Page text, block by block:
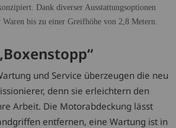
Dank diverser Ausstattungsoptionen
bis zu einer Greifhöhe von 2,8 Metern.
und Service überzeugen die neu
denn sie erleichtern den
Arbeit. Die Motorabdeckung lässt
entfernen, eine Wartung ist in